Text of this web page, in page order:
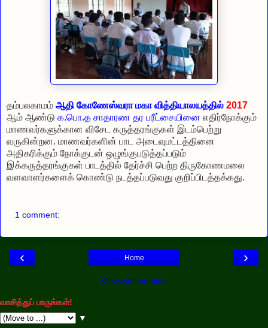
தம்பலகாமம் ஆதி கோணேஸ்வரா மகா வித்தியாலயத்தில் 2017
ஆம் ஆண்டு க.பொ.த சாதாரண தர பரீட்சையினை எதிர்நோக்கும்
மாணவர்களுக்கான விசேட கருத்தரங்குகள் இடம்பெற்று
வருகின்றன. மாணவர்களின் பாட அடைவுமட்டத்தினை
அதிகரிக்கும் நோக்குடன் ஒழுங்குபடுத்தப்படும்
இக்கருத்தரங்குகள் பாடத்தில் தேர்ச்சி பெற்ற திருகோணமலை
வளவாளர்களைக் கொண்டு நடத்தப்படுவது குறிப்பிடத்தக்கது.
1 comment:
‹ ›
Home
View web version
வாசித்துப் பாருங்கள்!
▼